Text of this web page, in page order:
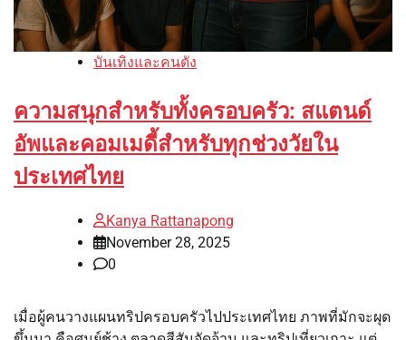
บันเทิงและคนดัง
ความสนุกสำหรับทั้งครอบครัว: สแตนด์
อัพและคอมเมดี้สำหรับทุกช่วงวัยใน
ประเทศไทย
Kanya Rattanapong
November 28, 2025
0
เมื่อผู้คนวางแผนทริปครอบครัวไปประเทศไทย ภาพที่มักจะผุด